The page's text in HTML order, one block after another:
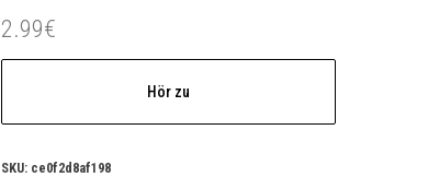
2.99€
Hör zu
SKU: ce0f2d8af198